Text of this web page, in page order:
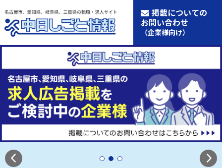
掲載についての
お問い合わせ
（企業様向け）